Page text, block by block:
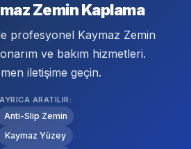
Zemin Kaplama
profesyonel Kaymaz Zemin
ve bakım hizmetleri.
iletişime geçin.
AYRICA ARATILIR:
Anti-Slip Zemin
Kaymaz Yüzey